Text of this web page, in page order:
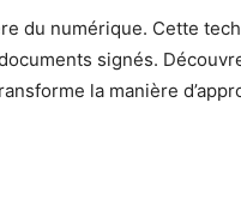
du numérique. Cette
signés.
la manière